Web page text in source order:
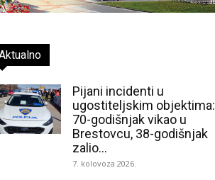
Pijani incidenti u
ugostiteljskim objektima:
70-godišnjak vikao u
Brestovcu, 38-godišnjak
zalio...
7. kolovoza 2026.